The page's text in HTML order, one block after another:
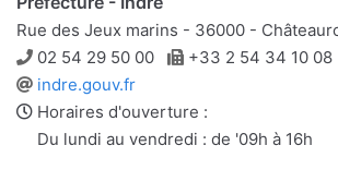
Rue des Jeux marins - 36000 -
Téléphone
02 54 29 50 00 Télécopie
+33 2 54 34 10 08
Site
web
indre.gouv.fr
Horaires d'ouverture :
Du lundi au vendredi : de '09h à 16h